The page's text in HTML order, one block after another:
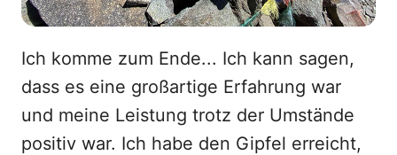
Ich komme zum Ende... Ich kann sagen,
dass es eine großartige Erfahrung war
und meine Leistung trotz der Umstände
positiv war. Ich habe den Gipfel erreicht,